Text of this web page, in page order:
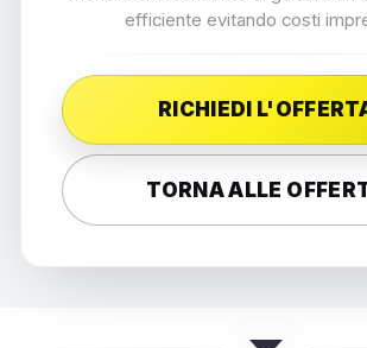
efficiente evitando costi
RICHIEDI
TORNA ALLE